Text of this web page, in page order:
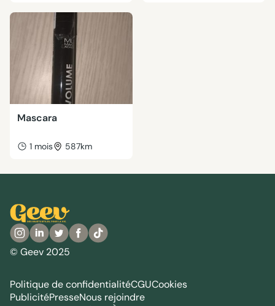
Mascara
1 mois 587km
© Geev 2025
Politique de confidentialitéCGUCookies
PublicitéPresseNous rejoindre